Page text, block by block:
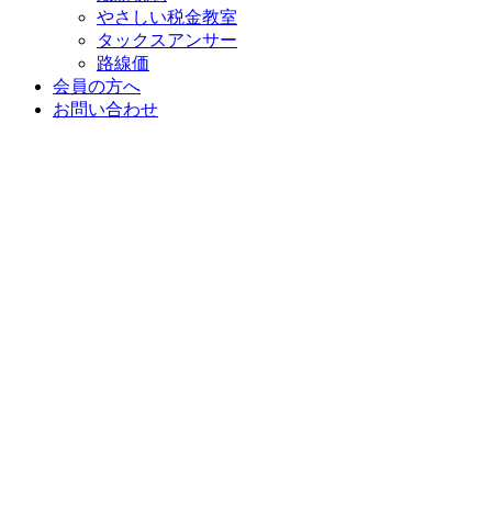
やさしい税金教室
タックスアンサー
路線価
会員の方へ
お問い合わせ